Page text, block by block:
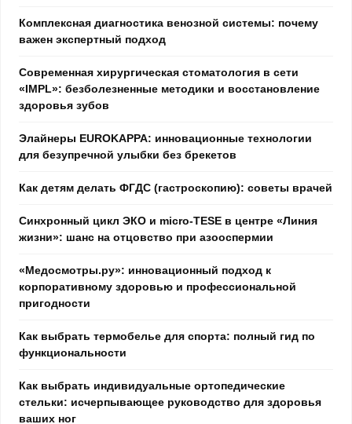
Комплексная диагностика венозной системы: почему
важен экспертный подход
Современная хирургическая стоматология в сети
«IMPL»: безболезненные методики и восстановление
здоровья зубов
Элайнеры EUROKAPPA: инновационные технологии
для безупречной улыбки без брекетов
Как детям делать ФГДС (гастроскопию): советы врачей
Синхронный цикл ЭКО и micro-TESE в центре «Линия
жизни»: шанс на отцовство при азооспермии
«Медосмотры.ру»: инновационный подход к
корпоративному здоровью и профессиональной
пригодности
Как выбрать термобелье для спорта: полный гид по
функциональности
Как выбрать индивидуальные ортопедические
стельки: исчерпывающее руководство для здоровья
ваших ног